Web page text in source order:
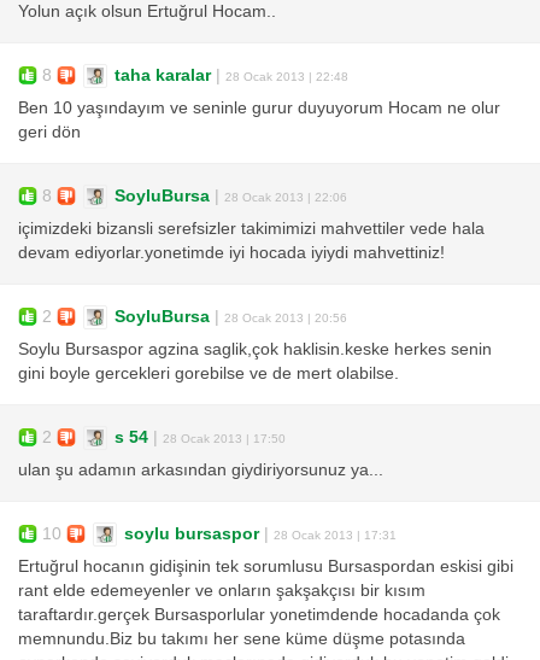
Yolun açık olsun Ertuğrul Hocam..
8 taha karalar| 28 Ocak 2013 | 22:48
Ben 10 yaşındayım ve seninle gurur duyuyorum Hocam ne olur
geri dön
8 SoyluBursa | 28 Ocak 2013 | 22:06
içimizdeki bizansli serefsizler takimimizi mahvettiler vede hala
devam ediyorlar.yonetimde iyi hocada iyiydi mahvettiniz!
2 SoyluBursa | 28 Ocak 2013 | 20:56
Soylu Bursaspor agzina saglik,çok haklisin.keske herkes senin
gini boyle gercekleri gorebilse ve de mert olabilse.
2 s 54 | 28 Ocak 2013 | 17:50
ulan şu adamın arkasından giydiriyorsunuz ya...
10 soylu bursaspor| 28 Ocak 2013 | 17:31
Ertuğrul hocanın gidişinin tek sorumlusu Bursaspordan eskisi gibi
rant elde edemeyenler ve onların şakşakçısı bir kısım
taraftardır.gerçek Bursasporlular yonetimdende hocadanda çok
memnundu.Biz bu takımı her sene küme düşme potasında